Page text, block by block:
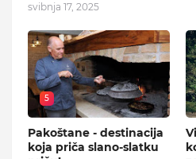
svibnja 17, 2025
5
Pakoštane - destinacija
koja priča slano-slatku